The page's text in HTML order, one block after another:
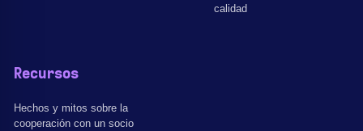
calidad
Recursos
Hechos y mitos sobre la
cooperación con un socio